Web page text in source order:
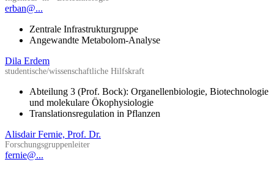
erban@...
Zentrale Infrastrukturgruppe
Angewandte Metabolom-Analyse
Dila Erdem
studentische/wissenschaftliche Hilfskraft
Abteilung 3 (Prof. Bock): Organellenbiologie, Biotechnologie
und molekulare Ökophysiologie
Translationsregulation in Pflanzen
Alisdair Fernie, Prof. Dr.
Forschungsgruppenleiter
fernie@...